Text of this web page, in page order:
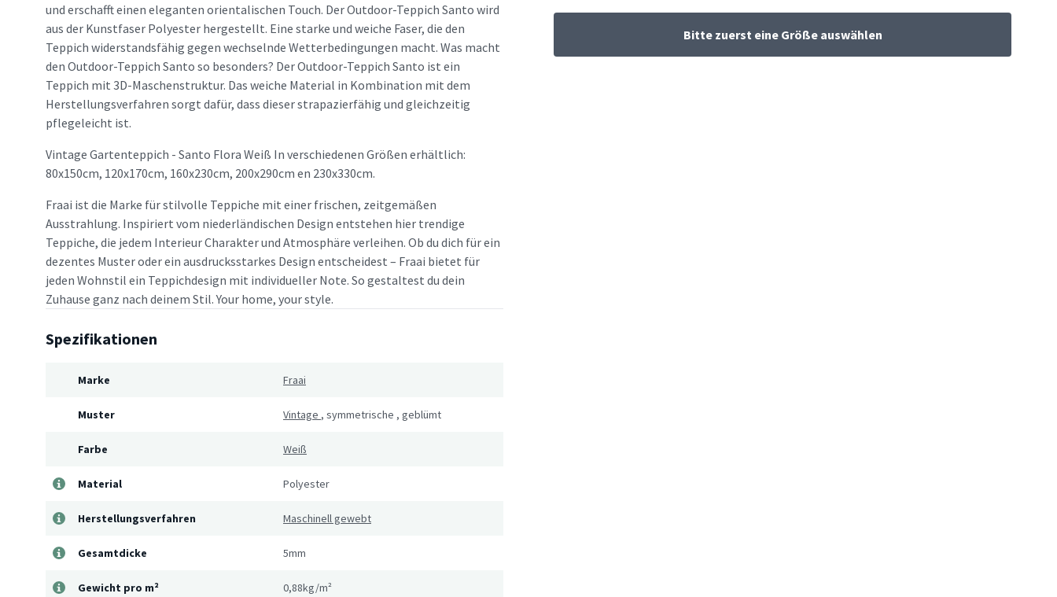
und erschafft einen eleganten orientalischen Touch. Der Outdoor-Teppich Santo wird
aus der Kunstfaser Polyester hergestellt. Eine starke und weiche Faser, die den
Teppich widerstandsfähig gegen wechselnde Wetterbedingungen macht. Was macht
den Outdoor-Teppich Santo so besonders? Der Outdoor-Teppich Santo ist ein
Teppich mit 3D-Maschenstruktur. Das weiche Material in Kombination mit dem
Herstellungsverfahren sorgt dafür, dass dieser strapazierfähig und gleichzeitig
pflegeleicht ist.
Vintage Gartenteppich - Santo Flora Weiß In verschiedenen Größen erhältlich:
80x150cm, 120x170cm, 160x230cm, 200x290cm en 230x330cm.
Fraai ist die Marke für stilvolle Teppiche mit einer frischen, zeitgemäßen
Ausstrahlung. Inspiriert vom niederländischen Design entstehen hier trendige
Teppiche, die jedem Interieur Charakter und Atmosphäre verleihen. Ob du dich für ein
dezentes Muster oder ein ausdrucksstarkes Design entscheidest – Fraai bietet für
jeden Wohnstil ein Teppichdesign mit individueller Note. So gestaltest du dein
Zuhause ganz nach deinem Stil. Your home, your style.
Spezifikationen
Marke Fraai
Muster Vintage , symmetrische , geblümt
Farbe Weiß
Material Polyester
Herstellungsverfahren Maschinell gewebt
Gesamtdicke 5mm
Gewicht pro m² 0,88kg/m²
Bitte zuerst eine Größe auswählen